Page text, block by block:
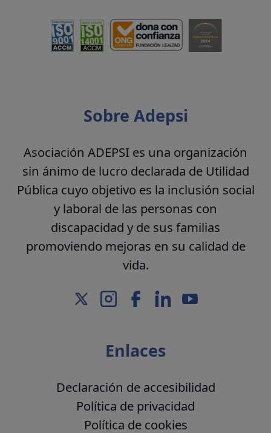
Sobre Adepsi
Asociación ADEPSI es una organización
sin ánimo de lucro declarada de Utilidad
Pública cuyo objetivo es la inclusión social
y laboral de las personas con
discapacidad y de sus familias
promoviendo mejoras en su calidad de
vida.
Enlaces
Declaración de accesibilidad
Política de privacidad
Política de cookies